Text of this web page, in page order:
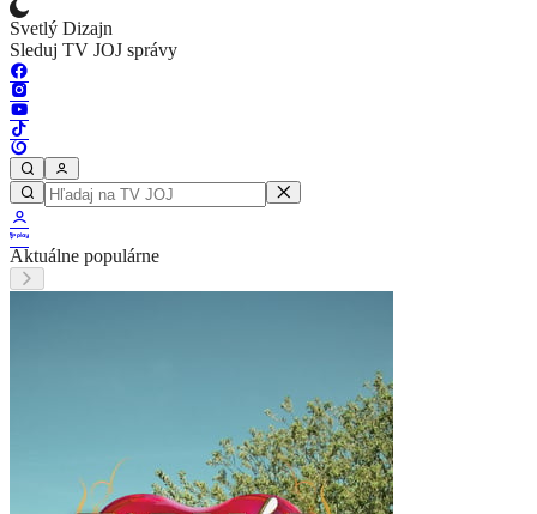
Svetlý Dizajn
Sleduj TV JOJ správy
Aktuálne populárne